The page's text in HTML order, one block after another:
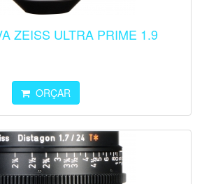
ZEISS ULTRA PRIME 1.9
ORÇAR